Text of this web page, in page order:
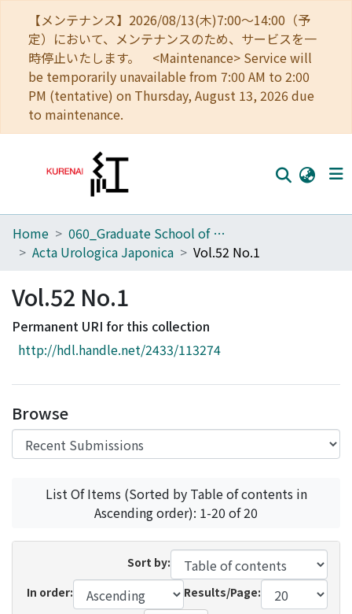
【メンテナンス】2026/08/13(木)7:00～14:00（予
定）において、メンテナンスのため、サービスを一
時停止いたします。 <Maintenance> Service will
be temporarily unavailable from 7:00 AM to 2:00
PM (tentative) on Thursday, August 13, 2026 due
to maintenance.
Home
Browse
Download Ranking
Access Statistics
Home
060_Graduate School of Medicine
Acta Urologica Japonica
Vol.52 No.1
Vol.52 No.1
Permanent URI for this collection
http://hdl.handle.net/2433/113274
Browse
List Of Items (Sorted by Table of contents in
Ascending order): 1-20 of 20
Sort by:
In order:
Results/Page: